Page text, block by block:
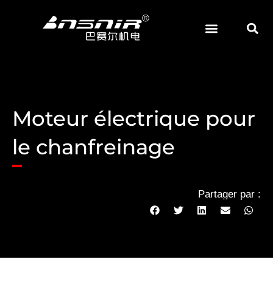
Moteur électrique pour
le chanfreinage
Partager par :